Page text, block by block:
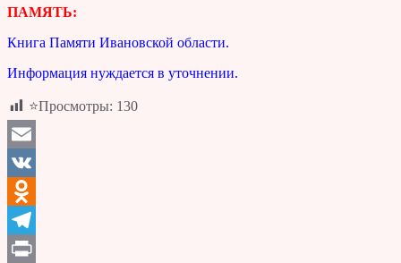
ПАМЯТЬ:
Книга Памяти Ивановской области.
Информация нуждается в уточнении.
⭐Просмотры: 130
Email
VK
Odnoklassniki
Telegram